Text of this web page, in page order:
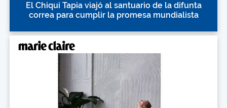
El Chiqui Tapia viajó al santuario de la difunta
correa para cumplir la promesa mundialista